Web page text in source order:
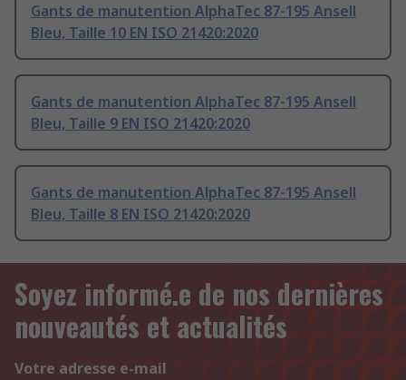
Gants de manutention AlphaTec 87-195 Ansell
Bleu, Taille 10 EN ISO 21420:2020
Gants de manutention AlphaTec 87-195 Ansell
Bleu, Taille 9 EN ISO 21420:2020
Gants de manutention AlphaTec 87-195 Ansell
Bleu, Taille 8 EN ISO 21420:2020
Soyez informé.e de nos dernières
nouveautés et actualités
Votre adresse e-mail